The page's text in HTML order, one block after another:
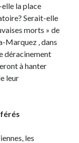
la place
Serait-elle
morts » de
Marquez , dans
déracinement
à hanter
leur
les